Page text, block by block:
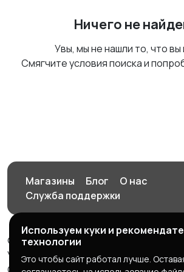
Ничего не
Увы, мы не нашли то, что вы
Смягчите условия поиска и
Магазины Блог
О нас
Служба поддержки
© 2026 Орен-АЙ - Авто |
Услуги
Используем куки и
технологии
Это чтобы сайт работал лучше.